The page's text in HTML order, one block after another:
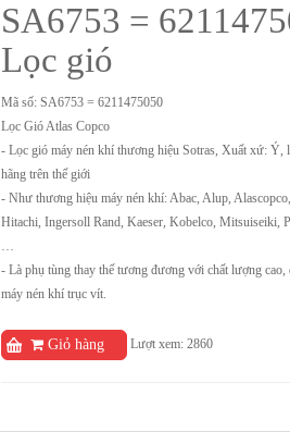
SA6753 =
Lọc gió
Mã số: SA6753 = 6211475050
Lọc Gió Atlas Copco
- Lọc gió máy nén khí thương hiệu Sotras, Xuất xứ: Ý,
hãng trên thế giới
- Như thương hiệu máy nén khí: Abac, Alup,
Hitachi, Ingersoll Rand, Kaeser, Kobelco, Mitsuiseiki,
…
- Là phụ tùng thay thế tương đương với chất lượng cao,
máy nén khí trục vít.
Giỏ hàng Lượt xem: 2860